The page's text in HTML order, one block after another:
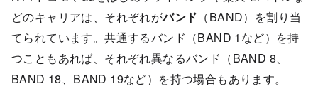
どのキャリアは、それぞれがバンド （BAND）を割り当
てられています。共通するバンド（BAND 1など）を持
つこともあれば、それぞれ異なるバンド（BAND 8、
BAND 18、BAND 19など）を持つ場合もあります。